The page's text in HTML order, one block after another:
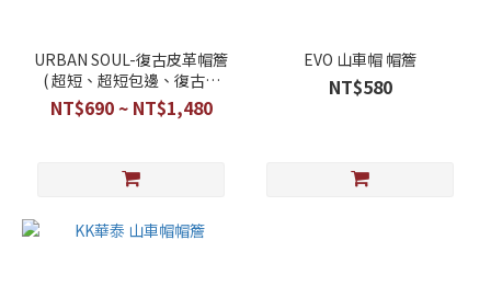
URBAN SOUL-復古皮革帽簷
( 超短、超短包邊、復古中
短、山車 )
NT$690 ~ NT$1,480
EVO 山車帽 帽簷
NT$580